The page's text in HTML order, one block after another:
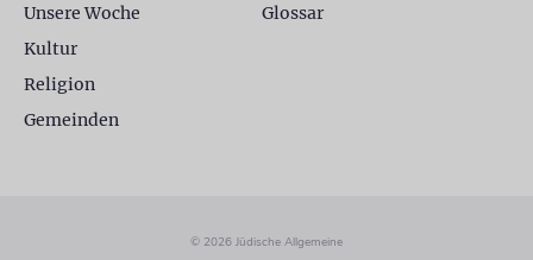
Unsere Woche
Kultur
Religion
Gemeinden
Glossar
© 2026 Jüdische Allgemeine